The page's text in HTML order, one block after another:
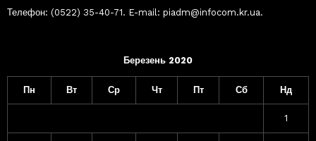
Телефон: (0522) 35-40-71. E-mail: piadm@infocom.kr.ua.
Березень 2020
Пн Вт Ср Чт Пт Сб Нд
1